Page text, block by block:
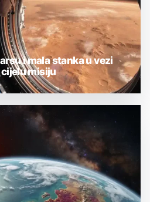
i mala stanka u vezi
misiju